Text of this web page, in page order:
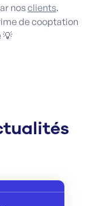
nosclients.
de cooptation
💡